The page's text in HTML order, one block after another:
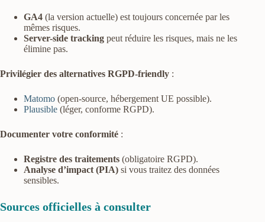
GA4 (la version actuelle) est toujours concernée par les
mêmes risques.
Server-side tracking peut réduire les risques, mais ne les
élimine pas.
Privilégier des alternatives RGPD-friendly :
Matomo (open-source, hébergement UE possible).
Plausible (léger, conforme RGPD).
Documenter votre conformité :
Registre des traitements (obligatoire RGPD).
Analyse d’impact (PIA) si vous traitez des données
sensibles.
Sources officielles à consulter